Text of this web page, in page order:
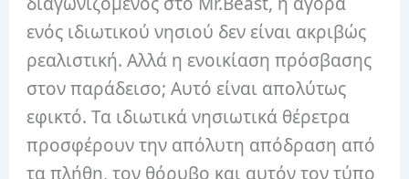
ενός ιδιωτικού νησιού δεν είναι ακριβώς
ρεαλιστική. Αλλά η ενοικίαση πρόσβασης
στον παράδεισο; Αυτό είναι απολύτως
εφικτό. Τα ιδιωτικά νησιωτικά θέρετρα
προσφέρουν την απόλυτη απόδραση από
τα πλήθη, τον θόρυβο και αυτόν τον τύπο